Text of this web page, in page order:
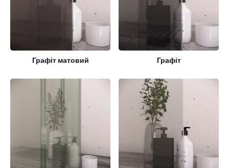
Графіт матовий Графіт